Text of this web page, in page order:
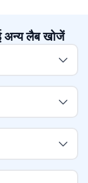
अन्य लैब खोजें